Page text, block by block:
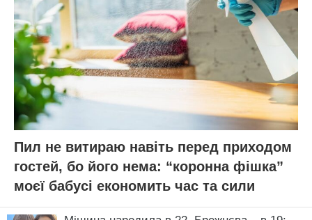
Пил не витираю навіть перед приходом
гостей, бо його нема: “коронна фішка”
моєї бабусі економить час та сили